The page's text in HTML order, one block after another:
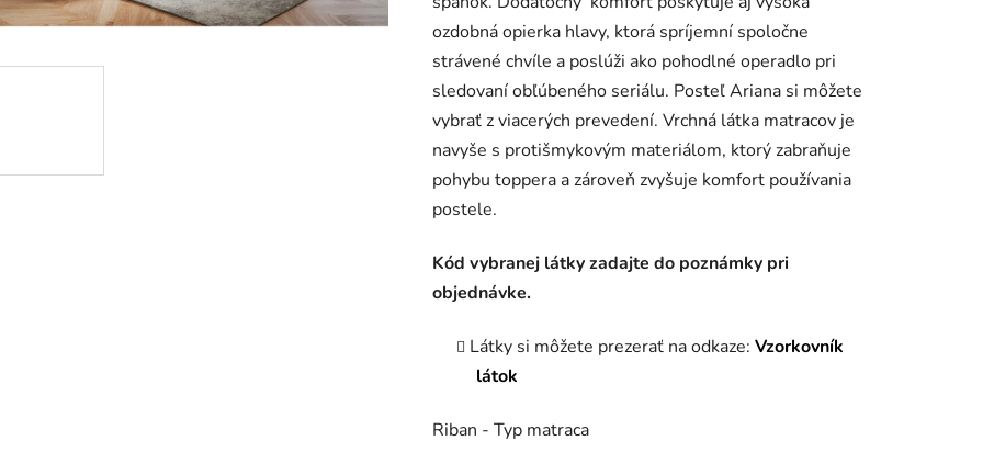
5,0
z
5
hviezdičiek.
ozdobná opierka hlavy, ktorá spríjemní spoločne
strávené chvíle a poslúži ako pohodlné operadlo pri
sledovaní obľúbeného seriálu. Posteľ Ariana si môžete
vybrať z viacerých prevedení. Vrchná látka matracov je
navyše s protišmykovým materiálom, ktorý zabraňuje
pohybu toppera a zároveň zvyšuje komfort používania
postele.
Kód vybranej látky zadajte do poznámky pri
objednávke.
Látky si môžete prezerať na odkaze: Vzorkovník
látok
Riban - Typ matraca